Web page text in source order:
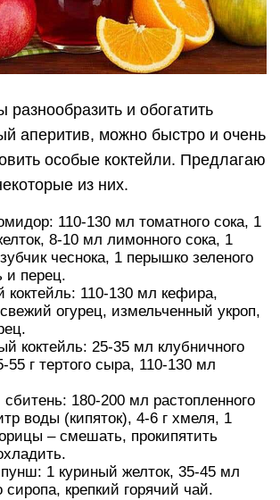
разнообразить и обогатить
аперитив, можно быстро и очень
особые коктейли. Предлагаю
из них.
110-130 мл томатного сока, 1
8-10 мл лимонного сока, 1
чеснока, 1 перышко зеленого
и перец.
коктейль: 110-130 мл кефира,
огурец, измельченный укроп,
коктейль: 25-35 мл клубничного
55 г тертого сыра, 110-130 мл
180-200 мл растопленного
воды (кипяток), 4-6 г хмеля, 1
– смешать, прокипятить
1 куриный желток, 35-45 мл
сиропа, крепкий горячий чай.